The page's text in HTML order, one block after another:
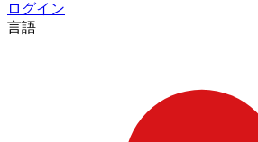
ログイン
言語